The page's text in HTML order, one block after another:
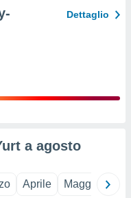
Dettaglio
a agosto
Aprile Maggio